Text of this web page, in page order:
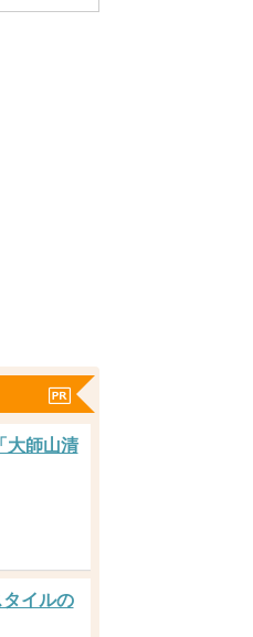
大師山清
イルの